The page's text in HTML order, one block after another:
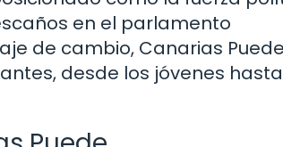
en el parlamento
de cambio, Canarias
desde los jóvenes